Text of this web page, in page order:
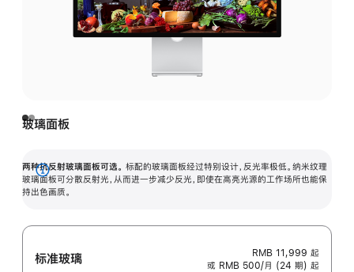
玻璃面板
两种抗反射玻璃面板可选。 标配的玻璃面板经过特别设计，反光率极低。纳米纹理
玻璃面板可分散反射光，从而进一步减少反光，即使在高亮光源的工作场所也能保
持出色画质。
展
开
标准玻璃 RMB 11,999 起
或 RMB 500/月 (24 期) 起